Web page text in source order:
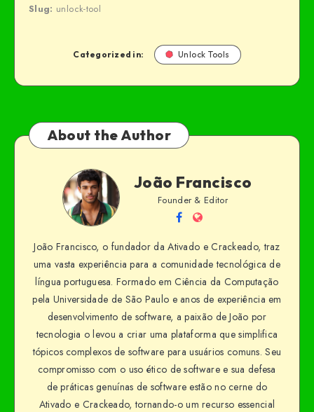
Slug: unlock-tool
Categorized in: Unlock Tools
About the Author
João Francisco
Founder & Editor
João Francisco, o fundador da Ativado e Crackeado, traz
uma vasta experiência para a comunidade tecnológica de
língua portuguesa. Formado em Ciência da Computação
pela Universidade de São Paulo e anos de experiência em
desenvolvimento de software, a paixão de João por
tecnologia o levou a criar uma plataforma que simplifica
tópicos complexos de software para usuários comuns. Seu
compromisso com o uso ético de software e sua defesa
de práticas genuínas de software estão no cerne do
Ativado e Crackeado, tornando-o um recurso essencial